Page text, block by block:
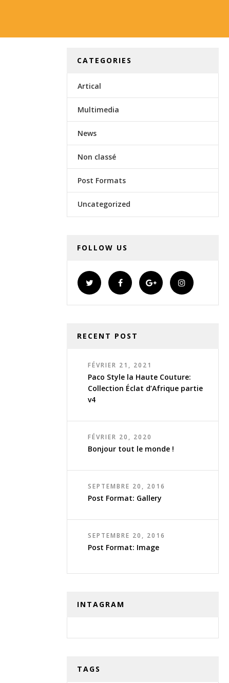
CATEGORIES
Artical
Multimedia
News
Non classé
Post Formats
Uncategorized
FOLLOW US
RECENT POST
FÉVRIER 21, 2021
Paco Style la Haute Couture:
Collection Éclat d’Afrique partie
v4
FÉVRIER 20, 2020
Bonjour tout le monde !
SEPTEMBRE 20, 2016
Post Format: Gallery
SEPTEMBRE 20, 2016
Post Format: Image
INTAGRAM
TAGS